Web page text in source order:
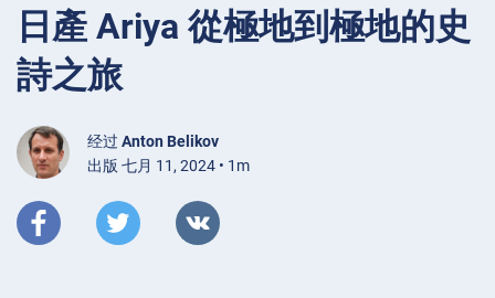
日產 Ariya 從極地到極地的史
詩之旅
经过 Anton Belikov
出版 七月 11, 2024 • 1m